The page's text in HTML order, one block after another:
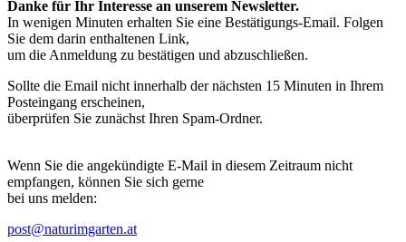
Danke für Ihr Interesse an unserem Newsletter.
In wenigen Minuten erhalten Sie eine Bestätigungs-Email. Folgen
Sie dem darin enthaltenen Link,
um die Anmeldung zu bestätigen und abzuschließen.
Sollte die Email nicht innerhalb der nächsten 15 Minuten in Ihrem
Posteingang erscheinen,
überprüfen Sie zunächst Ihren Spam-Ordner.
Wenn Sie die angekündigte E-Mail in diesem Zeitraum nicht
empfangen, können Sie sich gerne
bei uns melden:
post@naturimgarten.at